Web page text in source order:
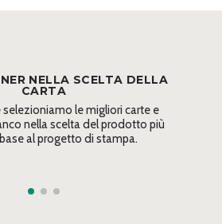
NELLA SCELTA DELLA
CARTA
selezioniamo le migliori carte e
nella scelta del prodotto più
al progetto di stampa.